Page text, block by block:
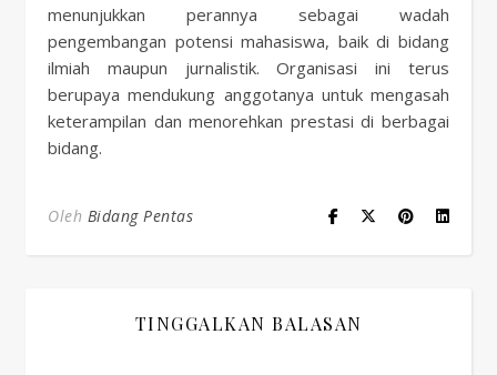
menunjukkan perannya sebagai wadah
pengembangan potensi mahasiswa, baik di bidang
ilmiah maupun jurnalistik. Organisasi ini terus
berupaya mendukung anggotanya untuk mengasah
keterampilan dan menorehkan prestasi di berbagai
bidang.
Oleh Bidang Pentas
TINGGALKAN BALASAN